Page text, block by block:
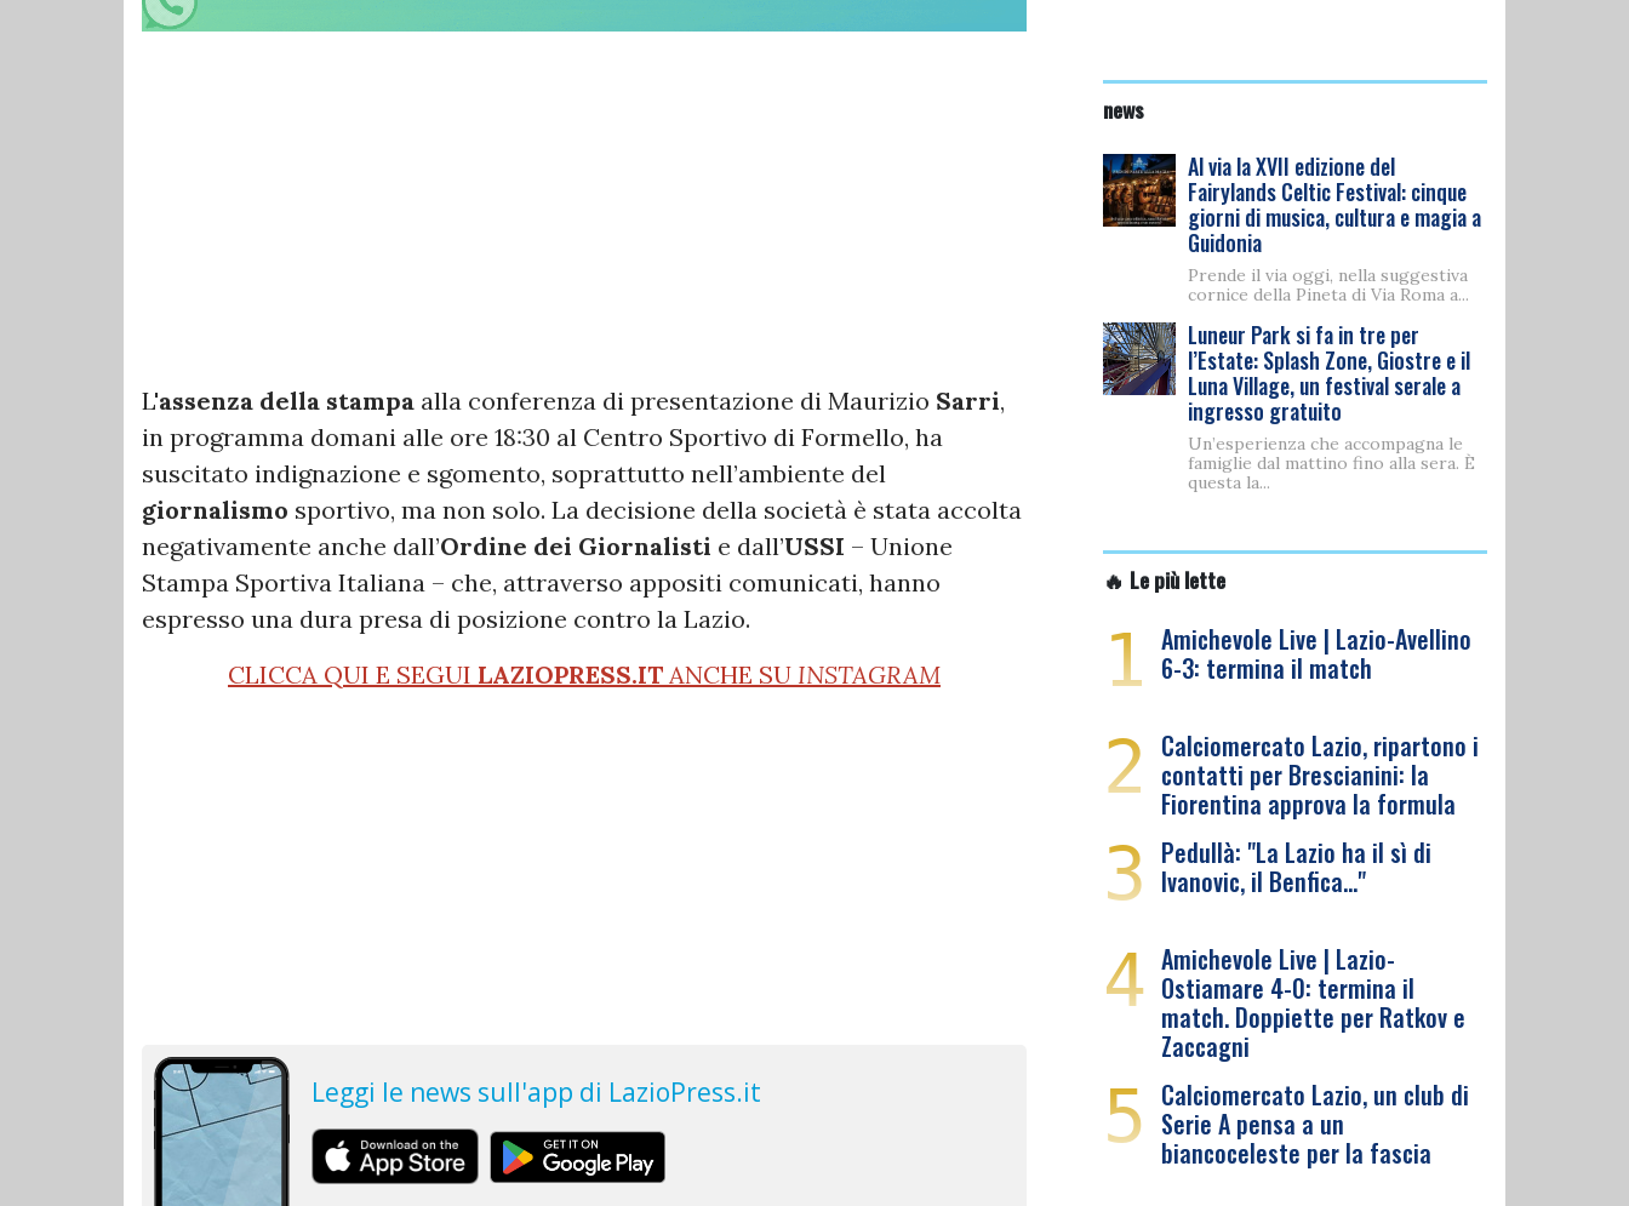
L'assenza della stampa alla conferenza di presentazione di Maurizio Sarri,
in programma domani alle ore 18:30 al Centro Sportivo di Formello, ha
suscitato indignazione e sgomento, soprattutto nell’ambiente del
giornalismo sportivo, ma non solo. La decisione della società è stata accolta
negativamente anche dall’Ordine dei Giornalisti e dall’USSI – Unione
Stampa Sportiva Italiana – che, attraverso appositi comunicati, hanno
espresso una dura presa di posizione contro la Lazio.
CLICCA QUI E SEGUI LAZIOPRESS.IT ANCHE SU INSTAGRAM
news
Al via la XVII edizione del
Fairylands Celtic Festival: cinque
giorni di musica, cultura e magia a
Guidonia
Prende il via oggi, nella suggestiva
cornice della Pineta di Via Roma a...
Luneur Park si fa in tre per
l’Estate: Splash Zone, Giostre e il
Luna Village, un festival serale a
ingresso gratuito
Un’esperienza che accompagna le
famiglie dal mattino fino alla sera. È
questa la...
🔥 Le più lette
1 Amichevole Live | Lazio-Avellino
6-3: termina il match
2 Calciomercato Lazio, ripartono i
contatti per Brescianini: la
Fiorentina approva la formula
3 Pedullà: "La Lazio ha il sì di
Ivanovic, il Benfica…"
4 Amichevole Live | Lazio-
Ostiamare 4-0: termina il
match. Doppiette per Ratkov e
Zaccagni
5 Calciomercato Lazio, un club di
Serie A pensa a un
biancoceleste per la fascia